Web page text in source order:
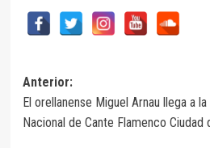
Navegación
de
Anterior:
El orellanense Miguel Arnau llega a
Nacional de Cante Flamenco Ciudad